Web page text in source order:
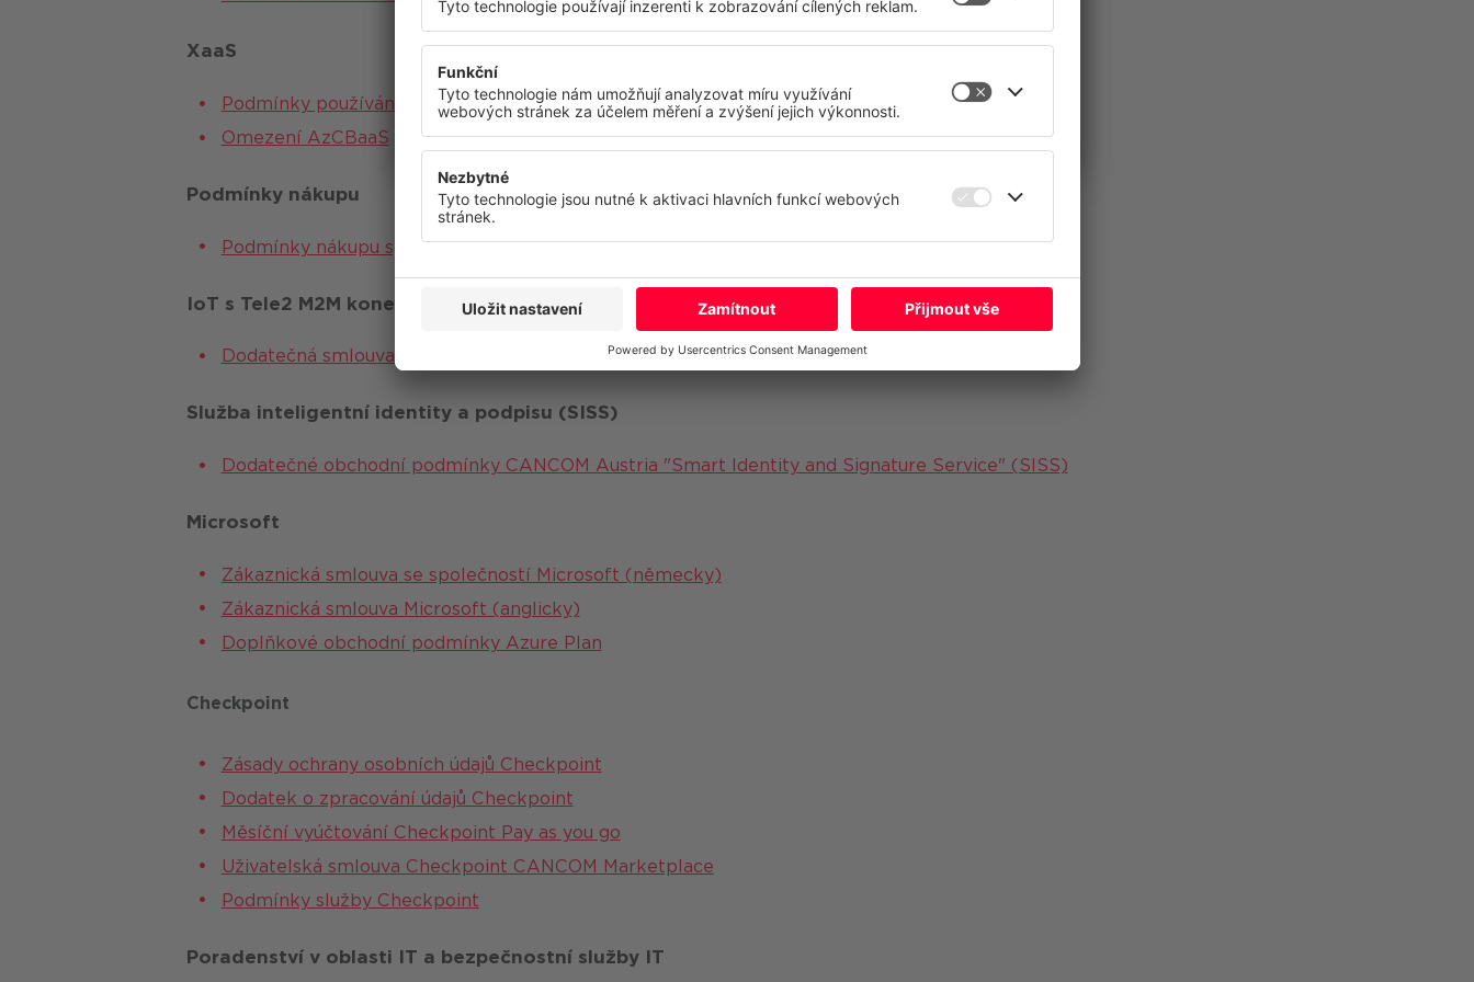
XaaS
Podmínky používání služby XaaS
Omezení AzCBaaS
Podmínky nákupu
Podmínky nákupu společnosti CANCOM Austria AG
IoT s Tele2 M2M konektivitou jako službou
Dodatečná smlouva pro IoT s Tele2 M2M Connectivity as a Service
Služba inteligentní identity a podpisu (SISS)
Dodatečné obchodní podmínky CANCOM Austria "Smart Identity and Signature Service" (SISS)
Microsoft
Zákaznická smlouva se společností Microsoft (německy)
Zákaznická smlouva Microsoft (anglicky)
Doplňkové obchodní podmínky Azure Plan
Checkpoint
Zásady ochrany osobních údajů Checkpoint
Dodatek o zpracování údajů Checkpoint
Měsíční vyúčtování Checkpoint Pay as you go
Uživatelská smlouva Checkpoint CANCOM Marketplace
Podmínky služby Checkpoint
Poradenství v oblasti IT a bezpečnostní služby IT
Svůj souhlas můžete kdykoli s účinností do budoucna odvolat nebo změnit.
Více Odmítnout